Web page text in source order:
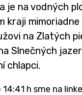
je na vodných
kraji
na Zlatých
Slnečných
chlapci.
h sme na